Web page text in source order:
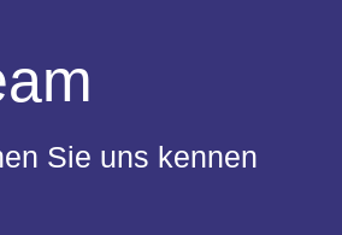
Sie uns kennen